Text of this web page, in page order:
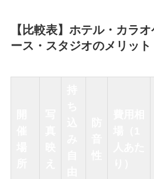
【比較表】ホテル・カラ
ース・スタジオのメリット